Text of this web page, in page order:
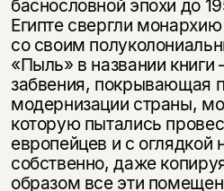
баснословной эпохи до
Египте свергли
со своим
«Пыль» в названии книги
забвения, покрывающая
модернизации страны,
которую пытались
европейцев и с оглядкой
собственно, даже
образом все эти